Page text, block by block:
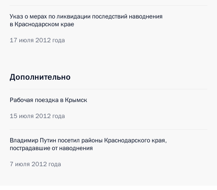
Указ о мерах по ликвидации последствий наводнения
в Краснодарском крае
17 июля 2012 года
Дополнительно
Рабочая поездка в Крымск
15 июля 2012 года
Владимир Путин посетил районы Краснодарского края,
пострадавшие от наводнения
7 июля 2012 года